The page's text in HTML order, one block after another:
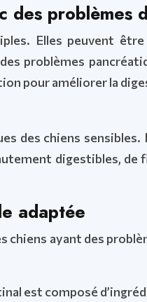
des problèmes
Elles peuvent
problèmes
pour améliorer la
des chiens
digestibles,
adaptée
ayant des
est composé